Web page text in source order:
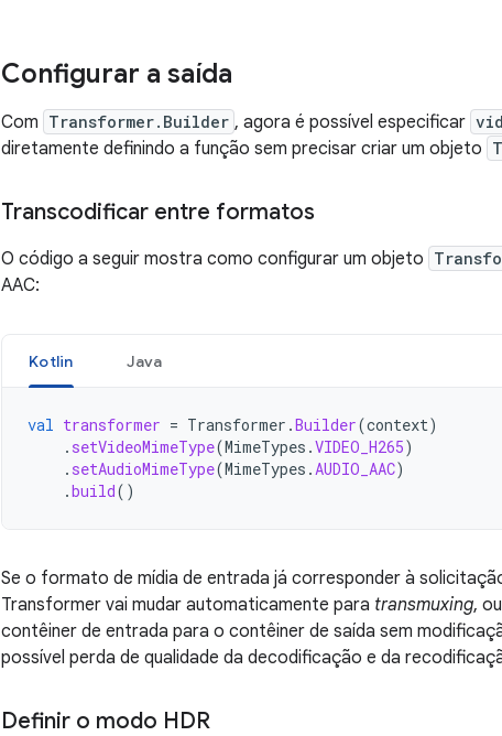
Configurar a saída
Com Transformer.Builder , agora é possível especificar
diretamente definindo a função sem precisar criar um objeto
Transcodificar entre formatos
O código a seguir mostra como configurar um objeto
AAC:
Kotlin Java
val transformer = Transformer .Builder(context)
. setVideoMimeType(MimeTypes .VIDEO_H265)
. setAudioMimeType(MimeTypes .AUDIO_AAC)
.build()
Se o formato de mídia de entrada já corresponder à
Transformer vai mudar automaticamente para transmuxing,
contêiner de entrada para o contêiner de saída sem
possível perda de qualidade da decodificação e da
Definir o modo HDR